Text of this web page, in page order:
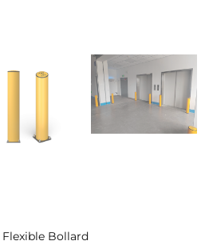
Flexible Bollard